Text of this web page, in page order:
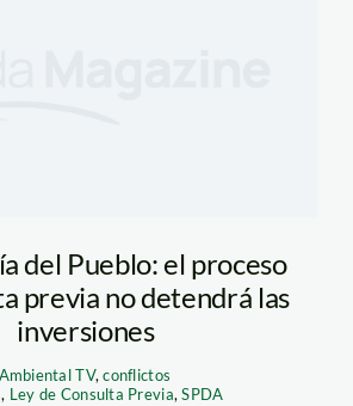
del Pueblo: el proceso
previa no detendrá las
inversiones
TV,conflictos
, Ley de Consulta Previa,SPDA